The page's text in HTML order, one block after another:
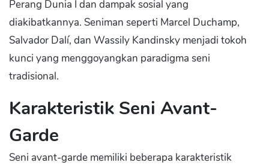
Perang Dunia I dan dampak sosial yang
diakibatkannya. Seniman seperti Marcel Duchamp,
Salvador Dalí, dan Wassily Kandinsky menjadi tokoh
kunci yang menggoyangkan paradigma seni
tradisional.
Karakteristik Seni Avant-
Garde
Seni avant-garde memiliki beberapa karakteristik